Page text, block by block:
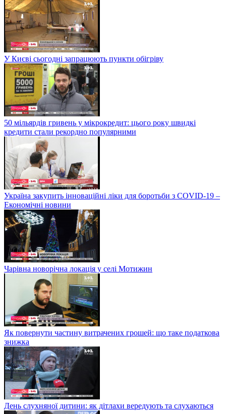
У Києві сьогодні запрацюють пункти обігріву
50 мільярдів гривень у мікрокредит: цього року швидкі
кредити стали рекордно популярними
Україна закупить інноваційні ліки для боротьби з COVID-19 –
Економічні новини
Чарівна новорічна локація у селі Мотижин
Як повернути частину витрачених грошей: що таке податкова
знижка
День слухняної дитини: як дітлахи вередують та слухаються